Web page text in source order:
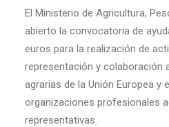
El Ministerio de Agricultura,
abierto la convocatoria de
euros para la realización de
representación y colaboración
agrarias de la Unión Europea y
organizaciones profesionales
representativas.